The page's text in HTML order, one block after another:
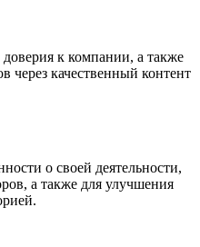
к компании, а также
через качественный контент
о своей деятельности,
а также для улучшения